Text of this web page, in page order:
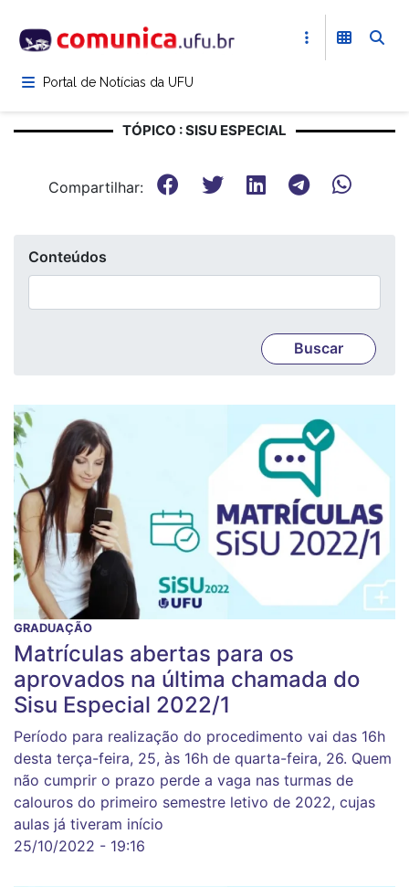
para
conteúdoPortal de Notícias da UFU
TÓPICO : SISU ESPECIAL
Compartilhar:
Conteúdos
GRADUAÇÃO
Matrículas abertas para os
aprovados na última chamada do
Sisu Especial 2022/1
Período para realização do procedimento vai das 16h
desta terça-feira, 25, às 16h de quarta-feira, 26. Quem
não cumprir o prazo perde a vaga nas turmas de
calouros do primeiro semestre letivo de 2022, cujas
aulas já tiveram início
25/10/2022 - 19:16